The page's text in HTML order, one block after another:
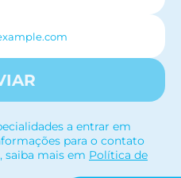
a entrar em
para o contato
saiba mais em Política de